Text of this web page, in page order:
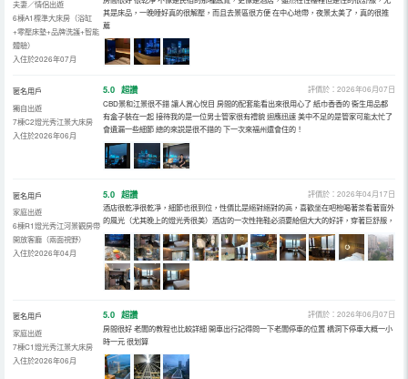
夫妻／情侶出遊
6棟A1標準大床房（浴缸
+零壓床墊+品牌洗護+智能
體驗）
入住於2026年07月
其是床品，一晚睡好真的很解壓，而且去景區很方便 在中心地帶，夜景太美了，真的很推
薦
匿名用戶
獨自出遊
7棟C2燈光秀江景大床房
入住於2026年06月
5.0 超讚
評價於：2026年06月07日
CBD景和江景很不錯 讓人賞心悅目 房間的配套能看出來很用心了 紙巾香香的 衞生用品都
有盒子裝在一起 接待我的是一位男士管家很有禮貌 迴應迅速 美中不足的是管家可能太忙了
會遺漏一些細節 總的來説是很不錯的 下一次來福州還會住的！
匿名用戶
家庭出遊
6棟R1燈光秀江河景觀房帶
開放客廳（兩面視野）
入住於2026年04月
5.0 超讚
評價於：2026年04月17日
酒店很乾凈很乾凈，細節也很到位，性價比是絕對絕對的高，喜歡坐在吧枱喝著茶看著窗外
的風光（尤其晚上的燈光秀很美）酒店的一次性拖鞋必須要給個大大的好評，穿著巨舒服，
匿名用戶
家庭出遊
7棟C1燈光秀江景大床房
入住於2026年06月
5.0 超讚
評價於：2026年06月07日
房間很好 老闆的教程也比較詳細 開車出行記得問一下老闆停車的位置 橋洞下停車大概一小
時一元 很划算